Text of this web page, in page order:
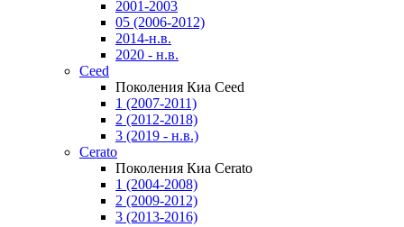
2001-2003
05 (2006-2012)
2014-н.в.
2020 - н.в.
Ceed
Поколения Киа Ceed
1 (2007-2011)
2 (2012-2018)
3 (2019 - н.в.)
Cerato
Поколения Киа Cerato
1 (2004-2008)
2 (2009-2012)
3 (2013-2016)